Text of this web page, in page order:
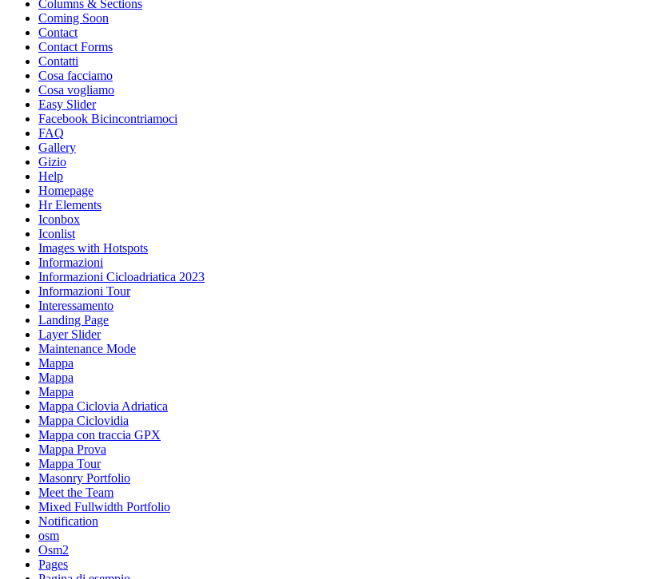
Columns & Sections
Coming Soon
Contact
Contact Forms
Contatti
Cosa facciamo
Cosa vogliamo
Easy Slider
Facebook Bicincontriamoci
FAQ
Gallery
Gizio
Help
Homepage
Hr Elements
Iconbox
Iconlist
Images with Hotspots
Informazioni
Informazioni Cicloadriatica 2023
Informazioni Tour
Interessamento
Landing Page
Layer Slider
Maintenance Mode
Mappa
Mappa
Mappa
Mappa Ciclovia Adriatica
Mappa Ciclovidia
Mappa con traccia GPX
Mappa Prova
Mappa Tour
Masonry Portfolio
Meet the Team
Mixed Fullwidth Portfolio
Notification
osm
Osm2
Pages